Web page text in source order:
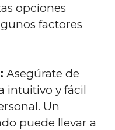
opciones
factores
Asegúrate de
intuitivo y fácil
Un
puede llevar a